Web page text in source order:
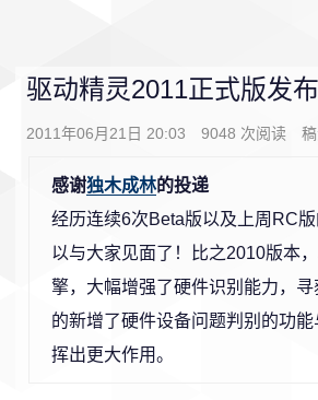
驱动精灵2011正式版发布
2011年06月21日 20:03 9048 次阅读 稿
感谢独木成林的投递
经历连续6次Beta版以及上周RC
以与大家见面了！比之2010版本
擎，大幅增强了硬件识别能力，
的新增了硬件设备问题判别的功
挥出更大作用。